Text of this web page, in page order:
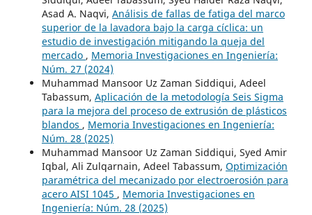
Asad A. Naqvi, Análisis de fallas de fatiga del marco
superior de la lavadora bajo la carga cíclica: un
estudio de investigación mitigando la queja del
mercado , Memoria Investigaciones en Ingeniería:
Núm. 27 (2024)
Muhammad Mansoor Uz Zaman Siddiqui, Adeel
Tabassum, Aplicación de la metodología Seis Sigma
para la mejora del proceso de extrusión de plásticos
blandos , Memoria Investigaciones en Ingeniería:
Núm. 28 (2025)
Muhammad Mansoor Uz Zaman Siddiqui, Syed Amir
Iqbal, Ali Zulqarnain, Adeel Tabassum, Optimización
paramétrica del mecanizado por electroerosión para
acero AISI 1045 , Memoria Investigaciones en
Ingeniería: Núm. 28 (2025)